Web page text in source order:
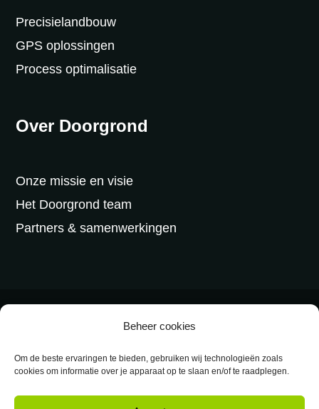
Beheer cookies
Om de beste ervaringen te bieden, gebruiken wij technologieën zoals
cookies om informatie over je apparaat op te slaan en/of te raadplegen.
Precisielandbouw
GPS oplossingen
Process optimalisatie
Over Doorgrond
Onze missie en visie
Het Doorgrond team
Partners & samenwerkingen
©2026 Doorgrond -Algemene voorwaarden
Designed & powered byVWA digital agency